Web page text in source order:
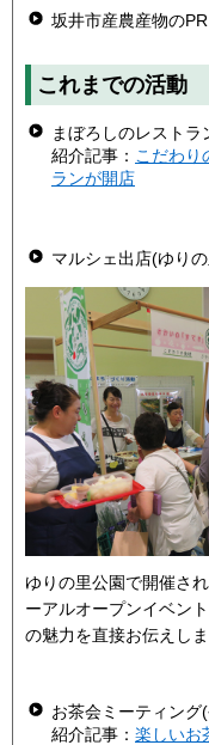
坂井市産農産物の
これまでの活動
まぼろしのレスト
紹介記事： こだわり
ランが開店
マルシェ出店(ゆり
ゆりの里公園で開催さ
ーアルオープンイベン
の魅力を直接お伝えしま
お茶会ミーティング
紹介記事： 楽しいお